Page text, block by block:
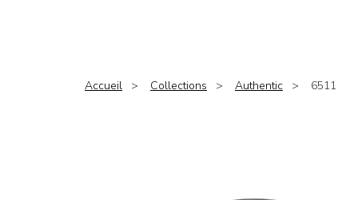
Accueil Collections Authentic 6511